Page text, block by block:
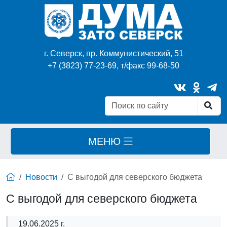
г. Северск, пр. Коммунистический, 51
+7 (3823) 77-23-69, т/факс 99-68-50
МЕНЮ
Новости С выгодой для северского бюджета
С выгодой для северского бюджета
19.06.2025 г.